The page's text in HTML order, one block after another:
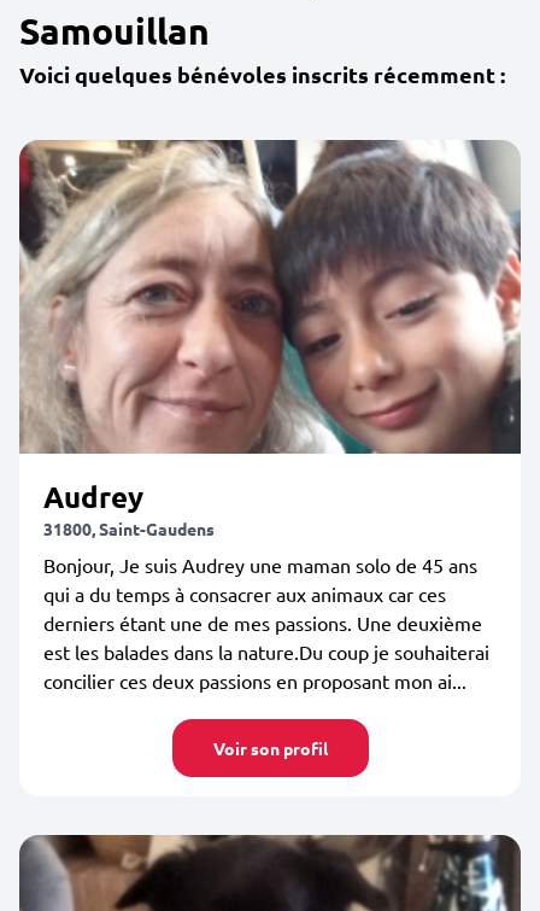
Samouillan
Voici quelques bénévoles inscrits récemment :
Audrey
31800, Saint-Gaudens
Bonjour, Je suis Audrey une maman solo de 45 ans
qui a du temps à consacrer aux animaux car ces
derniers étant une de mes passions. Une deuxième
est les balades dans la nature.Du coup je souhaiterai
concilier ces deux passions en proposant mon ai...
Voir son profil